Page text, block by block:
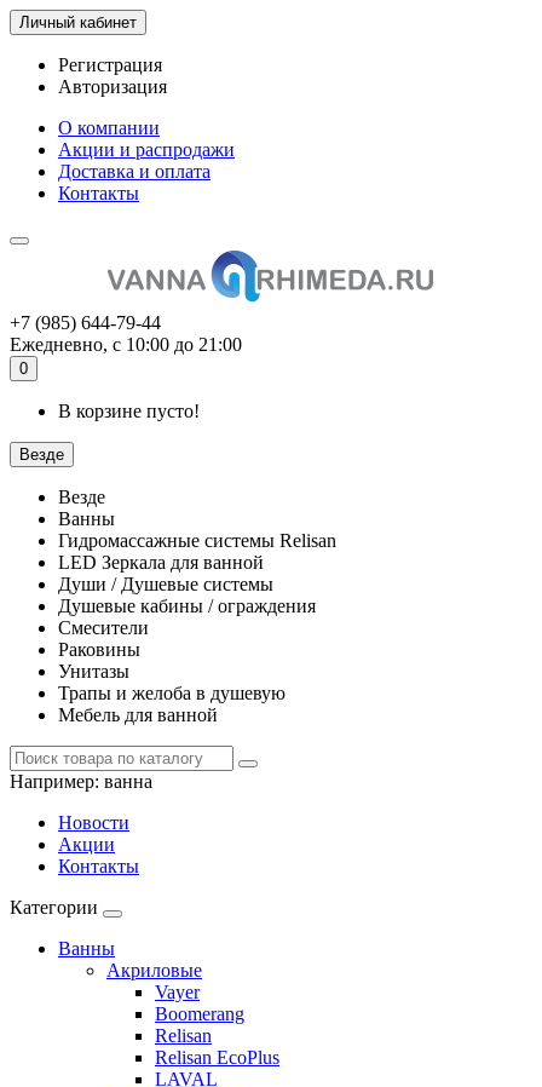
Личный кабинет
Регистрация
Авторизация
О компании
Акции и распродажи
Доставка и оплата
Контакты
+7 (985) 644-79-44
Ежедневно, с 10:00 до 21:00
0
В корзине пусто!
Везде
Везде
Ванны
Гидромассажные системы Relisan
LED Зеркала для ванной
Души / Душевые системы
Душевые кабины / ограждения
Смесители
Раковины
Унитазы
Трапы и желоба в душевую
Мебель для ванной
Например: ванна
Новости
Акции
Контакты
Категории
Ванны
Акриловые
Vayer
Boomerang
Relisan
Relisan EcoPlus
LAVAL